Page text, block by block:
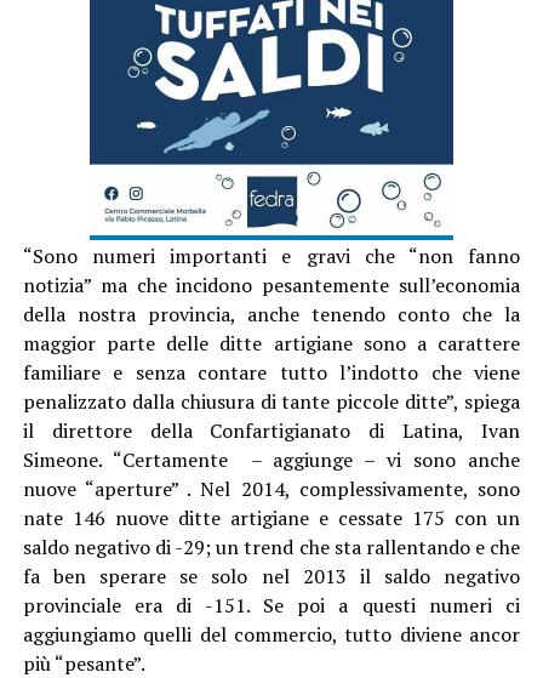
“Sono numeri importanti e gravi che “non fanno
notizia” ma che incidono pesantemente sull’economia
della nostra provincia, anche tenendo conto che la
maggior parte delle ditte artigiane sono a carattere
familiare e senza contare tutto l’indotto che viene
penalizzato dalla chiusura di tante piccole ditte”, spiega
il direttore della Confartigianato di Latina, Ivan
Simeone. “Certamente – aggiunge – vi sono anche
nuove “aperture” . Nel 2014, complessivamente, sono
nate 146 nuove ditte artigiane e cessate 175 con un
saldo negativo di -29; un trend che sta rallentando e che
fa ben sperare se solo nel 2013 il saldo negativo
provinciale era di -151. Se poi a questi numeri ci
aggiungiamo quelli del commercio, tutto diviene ancor
più “pesante”.